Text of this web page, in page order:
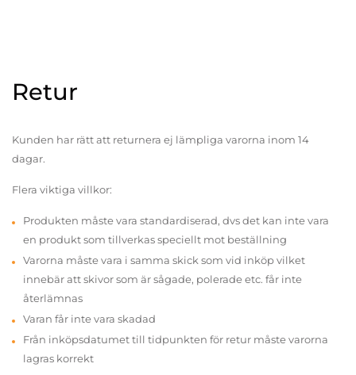
Retur
Kunden har rätt att returnera ej lämpliga varorna inom 14
dagar.
Flera viktiga villkor:
Produkten måste vara standardiserad, dvs det kan inte vara
en produkt som tillverkas speciellt mot beställning
Varorna måste vara i samma skick som vid inköp vilket
innebär att skivor som är sågade, polerade etc. får inte
återlämnas
Varan får inte vara skadad
Från inköpsdatumet till tidpunkten för retur måste varorna
lagras korrekt